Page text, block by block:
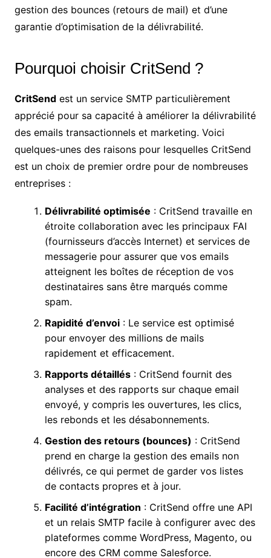
gestion des bounces (retours de mail) et d’une
garantie d’optimisation de la délivrabilité.
Pourquoi choisir CritSend ?
CritSendest un service SMTP particulièrement
apprécié pour sa capacité à améliorer la délivrabilité
des emails transactionnels et marketing. Voici
quelques-unes des raisons pour lesquelles CritSend
est un choix de premier ordre pour de nombreuses
entreprises :
Délivrabilité optimisée : CritSend travaille en
étroite collaboration avec les principaux FAI
(fournisseurs d’accès Internet) et services de
messagerie pour assurer que vos emails
atteignent les boîtes de réception de vos
destinataires sans être marqués comme
spam.
Rapidité d’envoi: Le service est optimisé
pour envoyer des millions de mails
rapidement et efficacement.
Rapports détaillés: CritSend fournit des
analyses et des rapports sur chaque email
envoyé, y compris les ouvertures, les clics,
les rebonds et les désabonnements.
Gestion des retours (bounces) : CritSend
prend en charge la gestion des emails non
délivrés, ce qui permet de garder vos listes
de contacts propres et à jour.
Facilité d’intégration : CritSend offre une API
et un relais SMTP facile à configurer avec des
plateformes comme WordPress, Magento, ou
encore des CRM comme Salesforce.